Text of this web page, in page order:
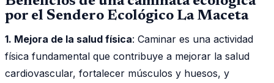
por el Sendero Ecológico La Maceta
1. Mejora de la salud física: Caminar es una actividad
física fundamental que contribuye a mejorar la salud
cardiovascular, fortalecer músculos y huesos, y